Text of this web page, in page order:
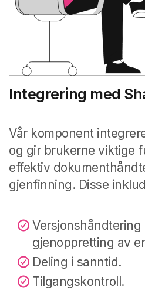
Integrering med
Vår komponent
og gir brukerne viktige
effektiv
gjenfinning. Disse
gjenoppretting av
Deling i sanntid.
Tilgangskontroll.